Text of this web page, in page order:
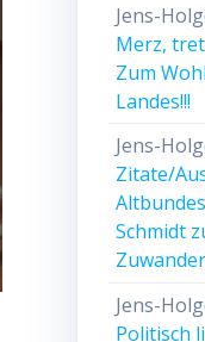
Jens-
Merz,
Zum
Landes!!!
Jens-
Zitate/
Schmidt
Jens-
Politisch